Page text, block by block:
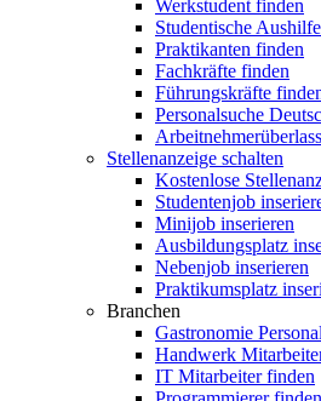
Werkstudent finden
Studentische
Praktikanten finden
Fachkräfte finden
Führungskräfte
Personalsuche
Stellenanzeige schalten
Kostenlose
Studentenjob
Minijob inserieren
Ausbildungsplatz
Nebenjob inserieren
Praktikumsplatz
Branchen
Gastronomie
Handwerk
IT Mitarbeiter finden